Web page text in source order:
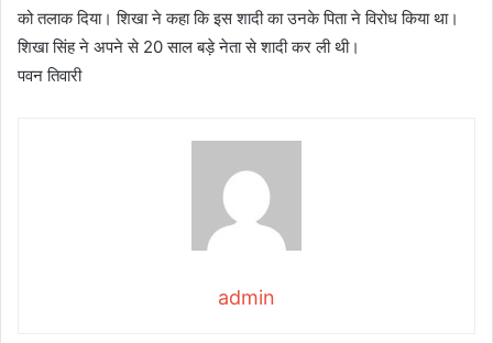
को तलाक दिया। शिखा ने कहा कि इस शादी का उनके पिता ने विरोध किया था।
शिखा सिंह ने अपने से 20 साल बड़े नेता से शादी कर ली थी।
पवन तिवारी
admin